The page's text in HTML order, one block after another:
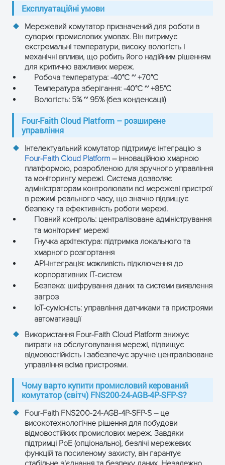
Експлуатаційні умови
Мережевий комутатор призначений для роботи в
суворих промислових умовах. Він витримує
екстремальні температури, високу вологість і
механічні впливи, що робить його надійним рішенням
для критично важливих мереж.
Робоча температура: -40°C ~ +70°C
Температура зберігання: -40°C ~ +85°C
Вологість: 5% ~ 95% (без конденсації)
Four-Faith Cloud Platform – розширене
управління
Інтелектуальний комутатор підтримує інтеграцію з
Four-Faith Cloud Platform – інноваційною хмарною
платформою, розробленою для зручного управління
та моніторингу мережі. Система дозволяє
адміністраторам контролювати всі мережеві пристрої
в режимі реального часу, що значно підвищує
безпеку та ефективність роботи мережі.
Повний контроль: централізоване адміністрування
та моніторинг мережі
Гнучка архітектура: підтримка локального та
хмарного розгортання
API-інтеграція: можливість підключення до
корпоративних IT-систем
Безпека: шифрування даних та системи виявлення
загроз
IoT-сумісність: управління датчиками та пристроями
автоматизації
Використання Four-Faith Cloud Platform знижує
витрати на обслуговування мережі, підвищує
відмовостійкість і забезпечує зручне централізоване
управління всіма пристроями.
Чому варто купити промисловий керований
комутатор (світч) FNS200-24-AGB-4P-SFP-S?
Four-Faith FNS200-24-AGB-4P-SFP-S – це
високотехнологічне рішення для побудови
відмовостійких промислових мереж. Завдяки
підтримці PoE (опціонально), безлічі мережевих
функцій та посиленому захисту, він гарантує